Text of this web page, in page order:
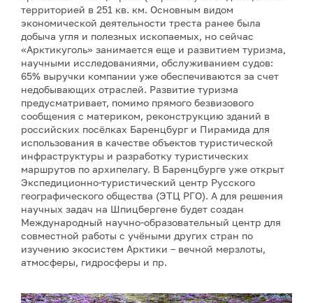
территорией в 251 кв. км. Основным видом
экономической деятельности треста ранее была
добыча угля и полезных ископаемых, но сейчас
«Арктикуголь» занимается еще и развитием туризма,
научными исследованиями, обслуживанием судов:
65% выручки компании уже обеспечиваются за счет
недобывающих отраслей. Развитие туризма
предусматривает, помимо прямого безвизового
сообщения с материком, реконструкцию зданий в
российских посёлках Баренцбург и Пирамида для
использования в качестве объектов туристической
инфраструктуры и разработку туристических
маршрутов по архипелагу. В Баренцбурге уже открыт
Экспедиционно-туристический центр Русского
географического общества (ЭТЦ РГО). А для решения
научных задач на Шпицбергене будет создан
Международный научно-образовательный центр для
совместной работы с учёными других стран по
изучению экосистем Арктики – вечной мерзлоты,
атмосферы, гидросферы и пр.